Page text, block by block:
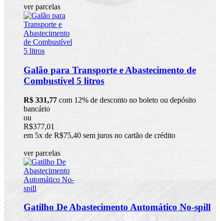
ver parcelas
Galão para Transporte e Abastecimento de
Combustível 5 litros
R$ 331,77 com 12% de desconto no boleto ou depósito
bancário
ou
R$377,01
em 5x de R$75,40 sem juros no cartão de crédito
ver parcelas
Gatilho De Abastecimento Automático No-spill